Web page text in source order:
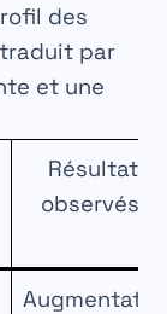
des
par
et une
Résultats
observés ?